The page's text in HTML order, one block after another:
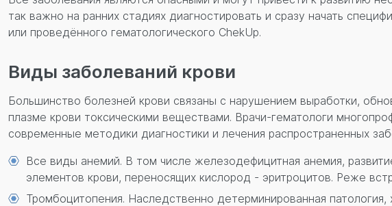
так важно на ранних стадиях диагностировать и сразу начать
или проведённого гематологического ChekUp.
Виды заболеваний крови
Большинство болезней крови связаны с нарушением выработки,
плазме крови токсическими веществами. Врачи-гематологи
современные методики диагностики и лечения распространенных
Все виды анемий. В том числе железодефицитная анемия,
элементов крови, переносящих кислород - эритроцитов. Реже
Тромбоцитопения. Наследственно детерминированная